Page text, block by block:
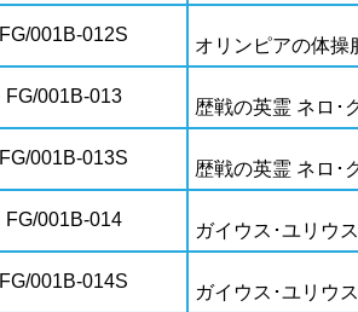
FG/001B-012S
オリンピアの体操
FG/001B-013
歴戦の英霊 ネロ･
FG/001B-013S
歴戦の英霊 ネロ･
FG/001B-014
ガイウス･ユリウ
FG/001B-014S
ガイウス･ユリウ